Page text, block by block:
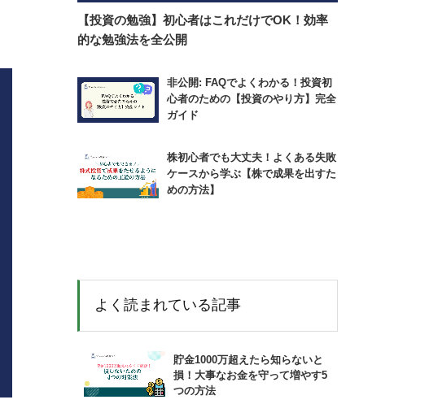
【投資の勉強】初心者はこれだけでOK！効率
的な勉強法を全公開
非公開: FAQでよくわかる！投資初
心者のための【投資のやり方】完全
ガイド
株初心者でも大丈夫！よくある失敗
ケースから学ぶ【株で成果を出すた
めの方法】
よく読まれている記事
貯金1000万超えたら知らないと
損！大事なお金を守って増やす5
つの方法